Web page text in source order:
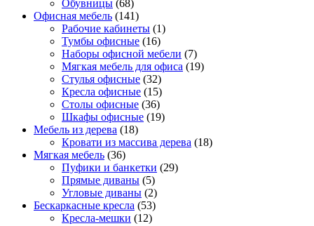
Обувницы (68)
Офисная мебель (141)
Рабочие кабинеты (1)
Тумбы офисные (16)
Наборы офисной мебели (7)
Мягкая мебель для офиса (19)
Стулья офисные (32)
Кресла офисные (15)
Столы офисные (36)
Шкафы офисные (19)
Мебель из дерева (18)
Кровати из массива дерева (18)
Мягкая мебель (36)
Пуфики и банкетки (29)
Прямые диваны (5)
Угловые диваны (2)
Бескаркасные кресла (53)
Кресла-мешки (12)